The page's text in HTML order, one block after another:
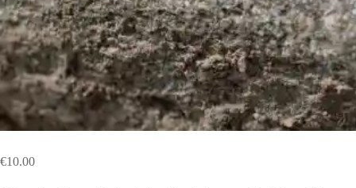
€10.00